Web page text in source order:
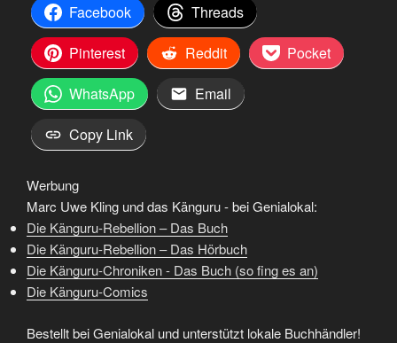
Facebook
Threads
Pinterest
Reddit
Pocket
WhatsApp
Email
Copy Link
Werbung
Marc Uwe Kling und das Känguru - bei Genialokal:
Die Känguru-Rebellion – Das Buch
Die Känguru-Rebellion – Das Hörbuch
Die Känguru-Chroniken - Das Buch (so fing es an)
Die Känguru-Comics
Bestellt bei Genialokal und unterstützt lokale Buchhändler!